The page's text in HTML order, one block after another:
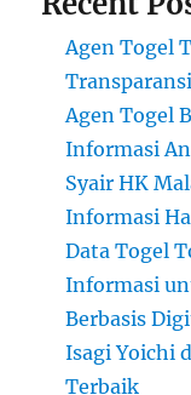
Agen Togel
Agen Togel
Informasi
Syair HK
Informasi
Data Togel
Informasi
Berbasis
Isagi Yoichi
Terbaik